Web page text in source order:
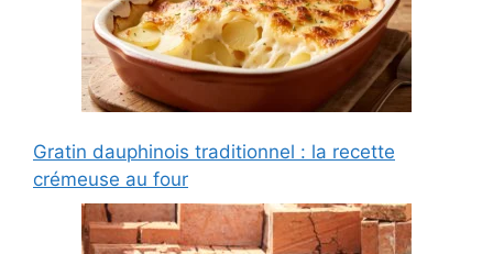
Gratin dauphinois traditionnel : la recette
crémeuse au four